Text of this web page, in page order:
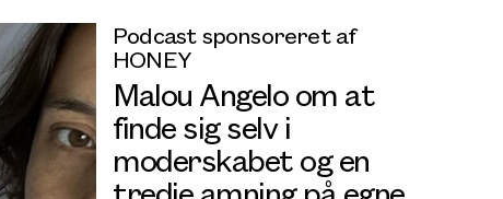
Podcast sponsoreret af
HONEY
Malou Angelo om at
finde sig selv i
moderskabet og en